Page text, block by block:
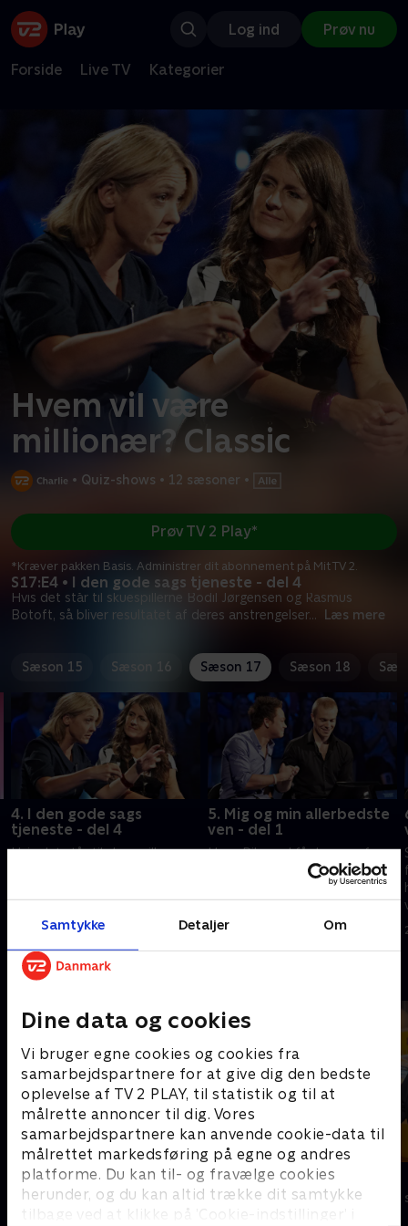
Samtykke Detaljer Om
Dine data og cookies
Vi bruger egne cookies og cookies fra
samarbejdspartnere for at give dig den bedste
oplevelse af TV 2 PLAY, til statistik og til at
målrette annoncer til dig. Vores
samarbejdspartnere kan anvende cookie-data til
målrettet markedsføring på egne og andres
platforme. Du kan til- og fravælge cookies
herunder, og du kan altid trække dit samtykke
tilbage ved at klikke på ’Cookie-indstillinger’ i
Log ind Prøv nu
Forside Live TV Kategorier
Hvem vil være
millionær? Classic
• Quiz-shows • 12 sæsoner •
S17:E4 • I den gode sags tjeneste - del 4
Hvis det står til skuespillerne Bodil Jørgensen og Rasmus
Botoft, så bliver resultatet af deres anstrengelser... Læs mere
Prøv TV 2 Play*
*Kræver pakken Basis. Administrer dit abonnement på Mit TV 2.
Sæson 15 Sæson 16 Sæson 17 Sæson 18
4. I den gode sags
tjeneste - del 4
Hvis det står til skuespillerne
deres anstrengelser til en stor
check til Kræftens
7. september 2009 • 40 min
5. Mig og min allerbedste
ven - del 1
Hans Pilgaard får besøg af
taknemmelige mænd og
kvinder, der alle gerne vil
belønne deres allerbedste ven
at have været der for dem, når
14. september 2009 • 39 min
Andre så også
Hvem vil være millionær?
Quiz-shows • 4 sæsoner
Lykkehjulet
Quiz-shows •